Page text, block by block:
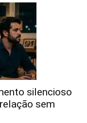
silencioso
sem